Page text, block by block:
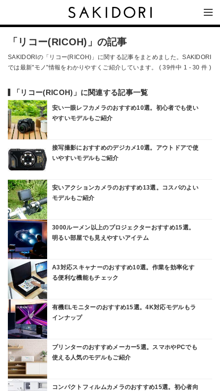
「リコー(RICOH)」の記事
SAKIDORIの「リコー(RICOH)」に関する記事をまとめました。SAKIDORI
では最新"モノ"情報をわかりやすくご紹介しています。 ( 39件中 1 - 30 件 )
「リコー(RICOH)」に関連する記事一覧
安い一眼レフカメラのおすすめ10選。初心者でも使い
やすいモデルもご紹介
接写撮影におすすめのデジカメ10選。アウトドアで使
いやすいモデルもご紹介
安いアクションカメラのおすすめ13選。コスパのよい
モデルもご紹介
3000ルーメン以上のプロジェクターおすすめ15選。
明るい部屋でも見えやすいアイテム
A3対応スキャナーのおすすめ10選。作業を効率化す
る便利な機能もチェック
有機ELモニターのおすすめ15選。4K対応モデルもラ
インナップ
プリンターのおすすめメーカー5選。スマホやPCでも
使える人気のモデルもご紹介
コンパクトフィルムカメラのおすすめ15選。初心者向